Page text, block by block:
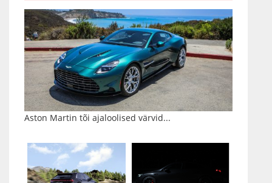
Aston Martin tõi ajaloolised värvid...